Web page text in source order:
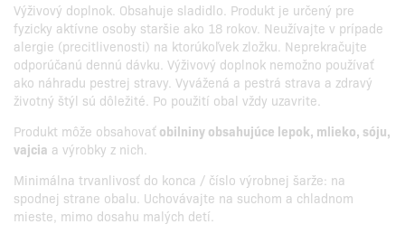
Výživový doplnok. Obsahuje sladidlo. Produkt je určený pre
fyzicky aktívne osoby staršie ako 18 rokov. Neužívajte v prípade
alergie (precitlivenosti) na ktorúkoľvek zložku. Neprekračujte
odporúčanú dennú dávku. Výživový doplnok nemožno používať
ako náhradu pestrej stravy. Vyvážená a pestrá strava a zdravý
životný štýl sú dôležité. Po použití obal vždy uzavrite.
Produkt môže obsahovať obilniny obsahujúce lepok, mlieko, sóju,
vajcia a výrobky z nich.
Minimálna trvanlivosť do konca / číslo výrobnej šarže: na
spodnej strane obalu. Uchovávajte na suchom a chladnom
mieste, mimo dosahu malých detí.